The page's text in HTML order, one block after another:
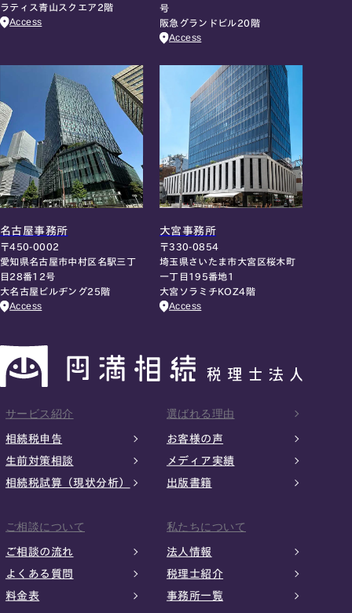
ラティス青山スクエア2階
Access
号
阪急グランドビル20階
Access
名古屋事務所
〒450-0002
愛知県名古屋市中村区名駅三丁
目28番12号
大名古屋ビルヂング25階
Access
大宮事務所
〒330-0854
埼玉県さいたま市大宮区桜木町
一丁目195番地1
大宮ソラミチKOZ4階
Access
サービス紹介
相続税申告
生前対策相談
相続税試算（現状分析）
選ばれる理由
お客様の声
メディア実績
出版書籍
ご相談について
ご相談の流れ
よくある質問
料金表
私たちについて
法人情報
税理士紹介
事務所一覧